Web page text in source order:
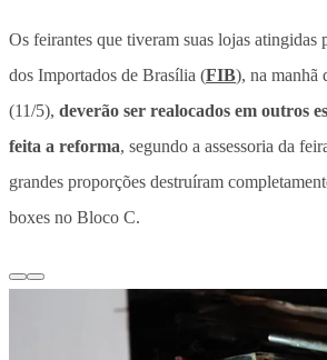
Os feirantes que tiveram suas lojas atingidas
dos Importados de Brasília (FIB), na manhã
(11/5), deverão ser realocados em outros
feita a reforma, segundo a assessoria da
grandes proporções destruíram
boxes no Bloco C.